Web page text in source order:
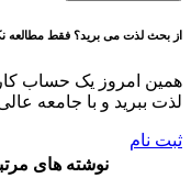
از بحث لذت می برید؟ فقط مطالعه
همین امروز یک حساب
لذت ببرید و با جامعه
ثبت نام
نوشته های